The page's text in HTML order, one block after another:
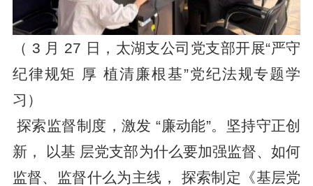
（ 3 月 27 日，太湖支公司党支部开展“严守
纪律规矩 厚 植清廉根基”党纪法规专题学
习）
探索监督制度，激发 “廉动能”。坚持守正创
新， 以基 层党支部为什么要加强监督、如何
监督、监督什么为主线， 探索制定《基层党